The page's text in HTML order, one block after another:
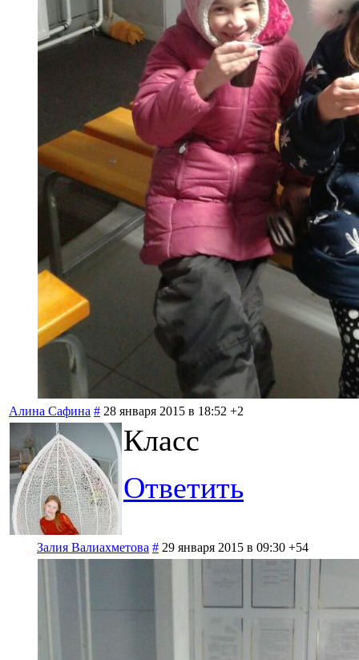
Алина Сафина # 28 января 2015 в 18:52 +2
Класс
Ответить
Залия Валиахметова # 29 января 2015 в 09:30 +54